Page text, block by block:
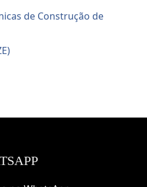
de Construção de